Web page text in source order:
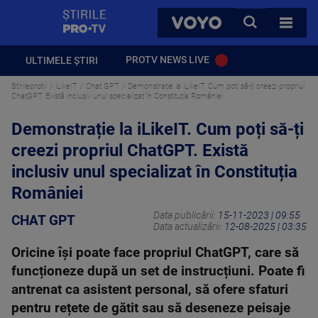
VOYO
CAUTA
TOATE
ULTIMELE ȘTIRI PROTV NEWS LIVE
Stirileprotv iLikeIT Chat GPT
Demonstrație la iLikeIT. Cum poți să-ți creezi propriul
ChatGPT. Există inclusiv unul specializat în Constituția României
Demonstrație la iLikeIT. Cum poți să-ți
creezi propriul ChatGPT. Există
inclusiv unul specializat în Constituția
României
CHAT GPT Data publicării: 15-11-2023 | 09:55
Data actualizării: 12-08-2025 | 03:35
Oricine își poate face propriul ChatGPT, care să
funcționeze după un set de instrucțiuni. Poate fi
antrenat ca asistent personal, să ofere sfaturi
pentru rețete de gătit sau să deseneze peisaje